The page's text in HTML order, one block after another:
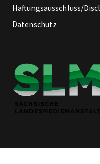
Haftungsausschluss/
Datenschutz